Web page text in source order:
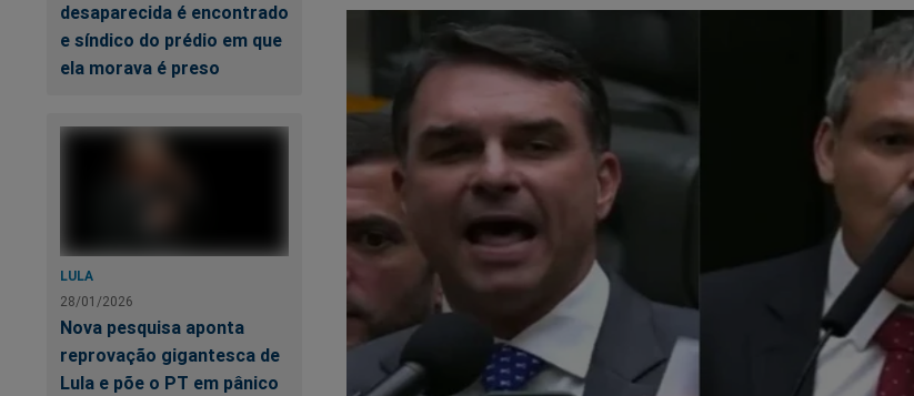
desaparecida é encontrado
e síndico do prédio em que
ela morava é preso
LULA
28/01/2026
Nova pesquisa aponta
reprovação gigantesca de
Lula e põe o PT em pânico